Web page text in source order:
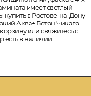
имеет светлый
купить в Ростове-на-Дону
Аква+ Бетон Чикаго
или свяжитесь с
в наличии.